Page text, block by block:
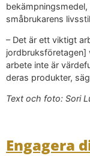
småbrukarens
– Det är ett viktigt
jordbruksföretagen]
arbete inte är
deras produkter,
Text och foto: Sori
Engagera